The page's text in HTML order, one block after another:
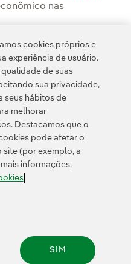
nas
de Comunicação da
Renewables.
Informação legal
cookies
cookies próprios e
experiência de usuário.
de suas
sua privacidade,
seus hábitos de
melhorar
Destacamos que o
pode afetar o
(por exemplo, a
informações,
SIM